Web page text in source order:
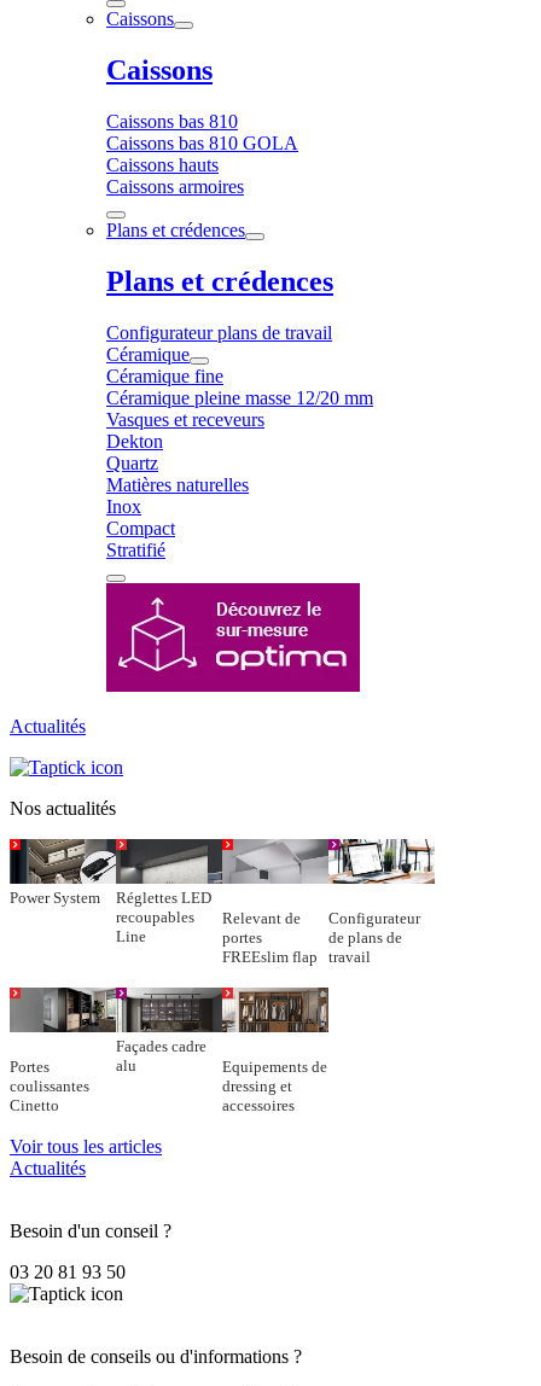
Caissons
Caissons
Caissons bas 810
Caissons bas 810 GOLA
Caissons hauts
Caissons armoires
Plans et crédences
Plans et crédences
Configurateur plans de travail
Céramique
Céramique fine
Céramique pleine masse 12/20 mm
Vasques et receveurs
Dekton
Quartz
Matières naturelles
Inox
Compact
Stratifié
Actualités
Nos actualités
Power System
Réglettes LED
recoupables
Line
Relevant de
portes
FREEslim flap
Configurateur
de plans de
travail
Portes
coulissantes
Cinetto
Façades cadre
alu
Equipements de
dressing et
accessoires
Voir tous les articles
Actualités
Besoin d'un conseil ?
03 20 81 93 50
Besoin de conseils ou d'informations ?